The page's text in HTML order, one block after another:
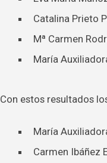
Catalina Prieto
Mª Carmen
María
Con estos resultados
María
Carmen Ibáñez